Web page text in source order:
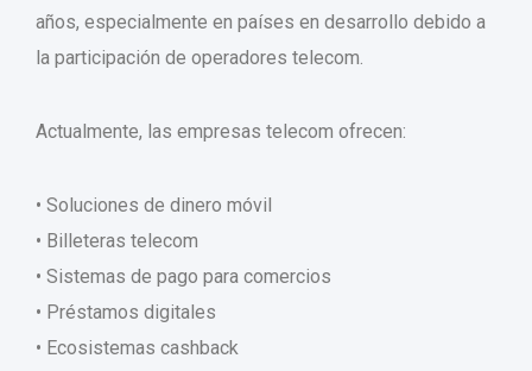
años, especialmente en países en desarrollo debido a
la participación de operadores telecom.
Actualmente, las empresas telecom ofrecen:
• Soluciones de dinero móvil
• Billeteras telecom
• Sistemas de pago para comercios
• Préstamos digitales
• Ecosistemas cashback